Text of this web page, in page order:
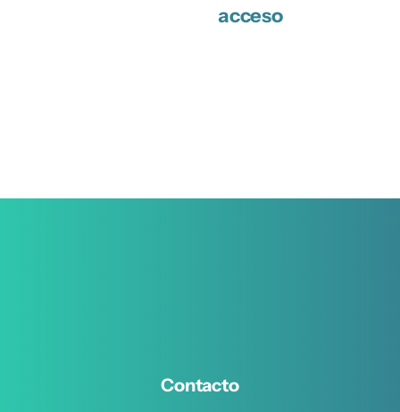
acceso
Contacto